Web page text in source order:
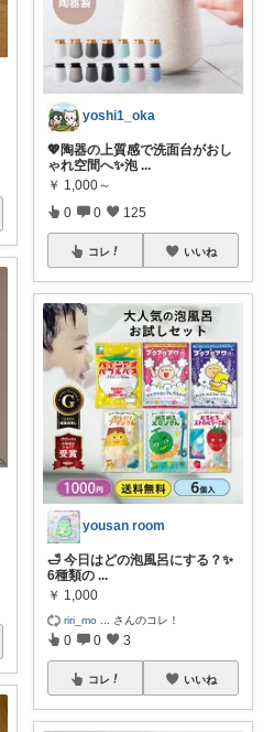
yoshi1_oka
💖陶器の上質感で洗面台がおし
ゃれ空間へ✨泡 ...
￥ 1,000～
0 0 125
コレ いいね
yousan room
🛁 今日はどの泡風呂にする？✨
6種類の ...
￥ 1,000
riri_mo さんのコレ！
0 0 3
コレ いいね